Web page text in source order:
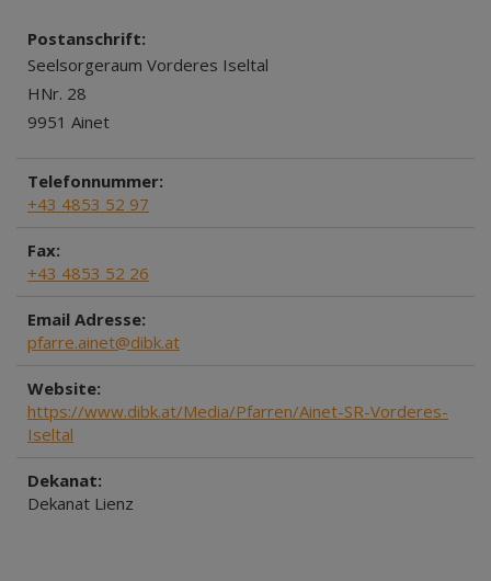
Postanschrift:
Seelsorgeraum Vorderes Iseltal
HNr. 28
9951 Ainet
Telefonnummer:
+43 4853 52 97
Fax:
+43 4853 52 26
Email Adresse:
pfarre.ainet@dibk.at
Website:
https://www.dibk.at/Media/Pfarren/Ainet-SR-Vorderes-
Iseltal
Dekanat:
Dekanat Lienz